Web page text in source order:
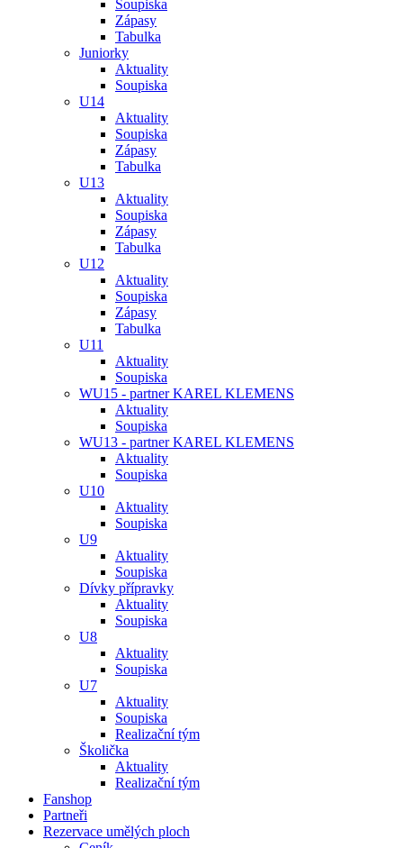
Soupiska
Zápasy
Tabulka
Juniorky
Aktuality
Soupiska
U14
Aktuality
Soupiska
Zápasy
Tabulka
U13
Aktuality
Soupiska
Zápasy
Tabulka
U12
Aktuality
Soupiska
Zápasy
Tabulka
U11
Aktuality
Soupiska
WU15 - partner KAREL KLEMENS
Aktuality
Soupiska
WU13 - partner KAREL KLEMENS
Aktuality
Soupiska
U10
Aktuality
Soupiska
U9
Aktuality
Soupiska
Dívky přípravky
Aktuality
Soupiska
U8
Aktuality
Soupiska
U7
Aktuality
Soupiska
Realizační tým
Školička
Aktuality
Realizační tým
Fanshop
Partneři
Rezervace umělých ploch